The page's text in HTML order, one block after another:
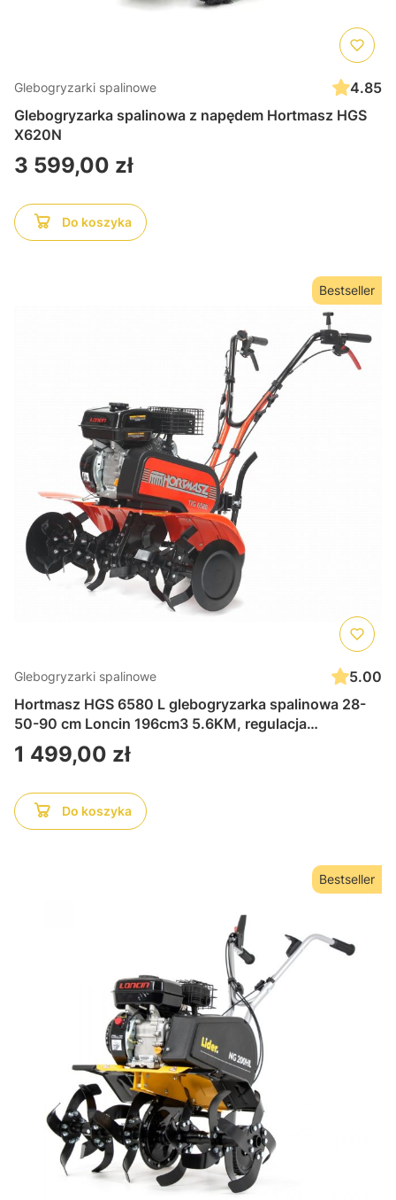
Glebogryzarki spalinowe
4.85
Glebogryzarka spalinowa z napędem Hortmasz HGS
X620N
Cena
3 599,00 zł
Do koszyka
Bestseller
Glebogryzarki spalinowe
5.00
Hortmasz HGS 6580 L glebogryzarka spalinowa 28-
50-90 cm Loncin 196cm3 5.6KM, regulacja
głębokości pracy, tylne koła transportowe,
przekładnia łańcuchowo-pasowa
Cena
1 499,00 zł
Do koszyka
Bestseller